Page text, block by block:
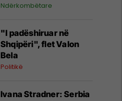
zjarret në Madrid
Ndërkombëtare
"I padëshiruar në
Shqipëri", flet Valon
Bela
Politikë
Ivana Stradner: Serbia